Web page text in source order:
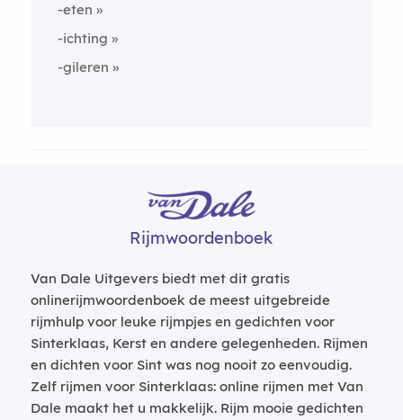
-eten
-ichting
-gileren
Rijmwoordenboek
Van Dale Uitgevers biedt met dit gratis
onlinerijmwoordenboek de meest uitgebreide
rijmhulp voor leuke rijmpjes en gedichten voor
Sinterklaas, Kerst en andere gelegenheden. Rijmen
en dichten voor Sint was nog nooit zo eenvoudig.
Zelf rijmen voor Sinterklaas: online rijmen met Van
Dale maakt het u makkelijk. Rijm mooie gedichten